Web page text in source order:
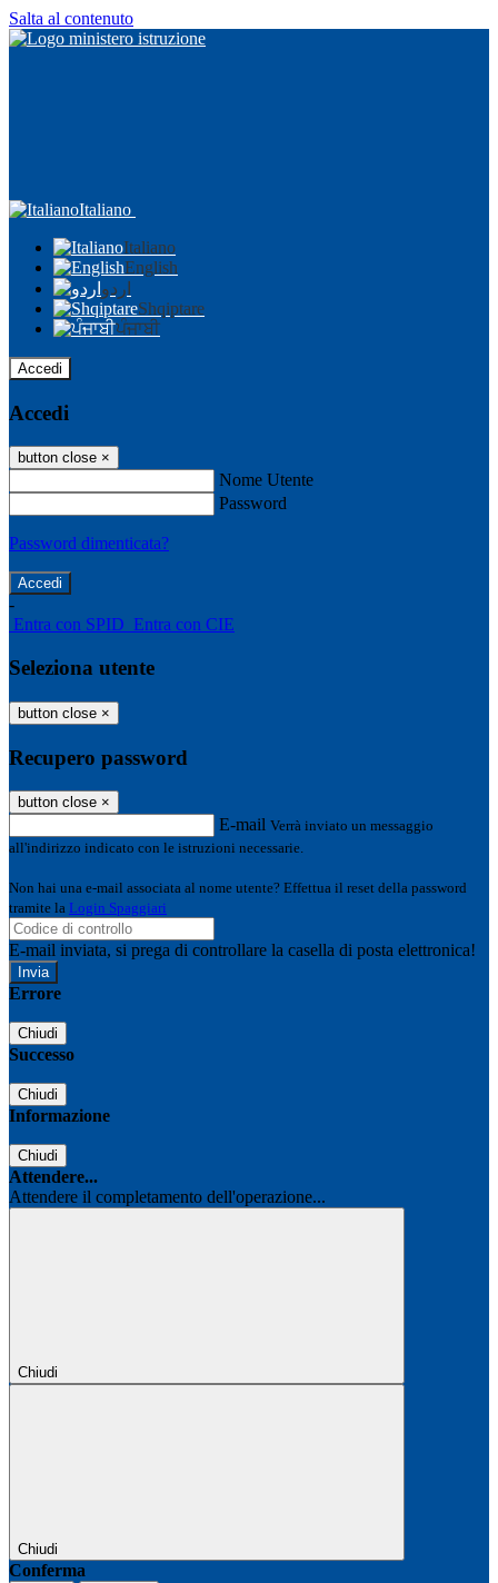
Salta al contenuto
Italiano
Italiano
English
اردو
Shqiptare
ਪੰਜਾਬੀ
Accedi
Accedi
button close ×
Nome Utente
Password
Password dimenticata?
-
Entra con SPID Entra con CIE
Seleziona utente
button close ×
Recupero password
button close ×
E-mail Verrà inviato un messaggio
all'indirizzo indicato con le istruzioni necessarie.
Non hai una e-mail associata al nome utente? Effettua il reset della password
tramite la Login Spaggiari
E-mail inviata, si prega di controllare la casella di posta elettronica!
Errore
Chiudi
Successo
Chiudi
Informazione
Chiudi
Attendere...
Attendere il completamento dell'operazione...
Chiudi
Chiudi
Conferma